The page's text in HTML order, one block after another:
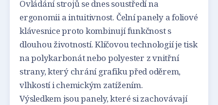
Ovládání strojů se dnes soustředí na
ergonomii a intuitivnost. Čelní panely a foliové
klávesnice proto kombinují funkčnost s
dlouhou životností. Klíčovou technologií je tisk
na polykarbonát nebo polyester z vnitřní
strany, který chrání grafiku před oděrem,
vlhkostí i chemickým zatížením.
Výsledkem jsou panely, které si zachovávají